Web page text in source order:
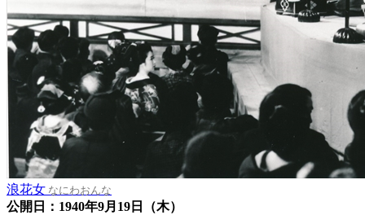
浪花女 なにわおんな
公開日：1940年9月19日（木）